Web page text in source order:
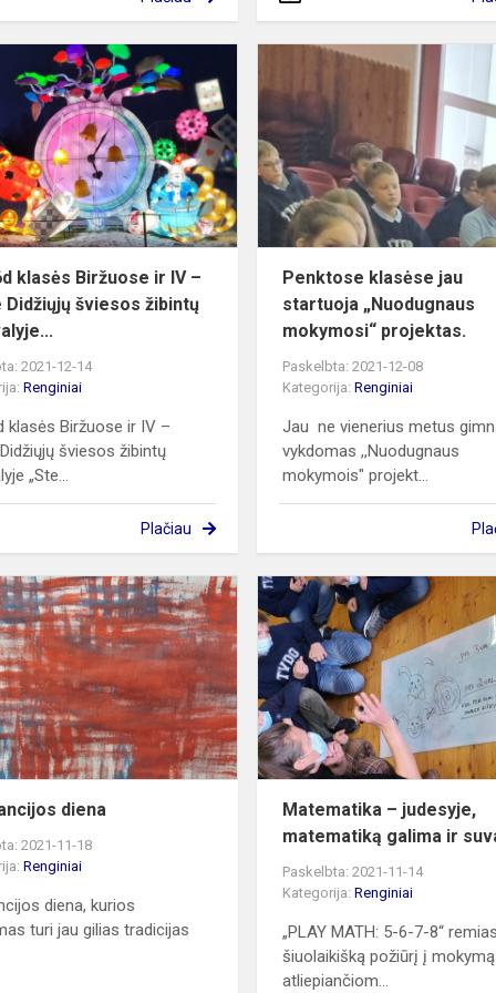
klasės
Biržuose
IV
–
Didžiųjų
klasės Biržuose ir IV –
Didžiųjų šviesos žibintų
2021-12-14
Renginiai
klasės Biržuose ir IV –
šviesos žibintų
„Ste...
Plačiau
Penktose klasėse jau
startuoja „Nuodugnaus
mokymosi“ projektas.
Paskelbta: 2021-12-08
Kategorija:Renginiai
Jau ne vienerius metus
vykdomas ,,Nuodugnaus
mokymois" projekt...
Tolerancijos
diena
diena
2021-11-18
Renginiai
diena, kurios
turi jau gilias tradicijas
Matematika – judesyje,
matematiką galima ir
Paskelbta: 2021-11-14
Kategorija:Renginiai
„PLAY MATH: 5-6-7-8“
šiuolaikišką požiūrį į
atliepiančiom...